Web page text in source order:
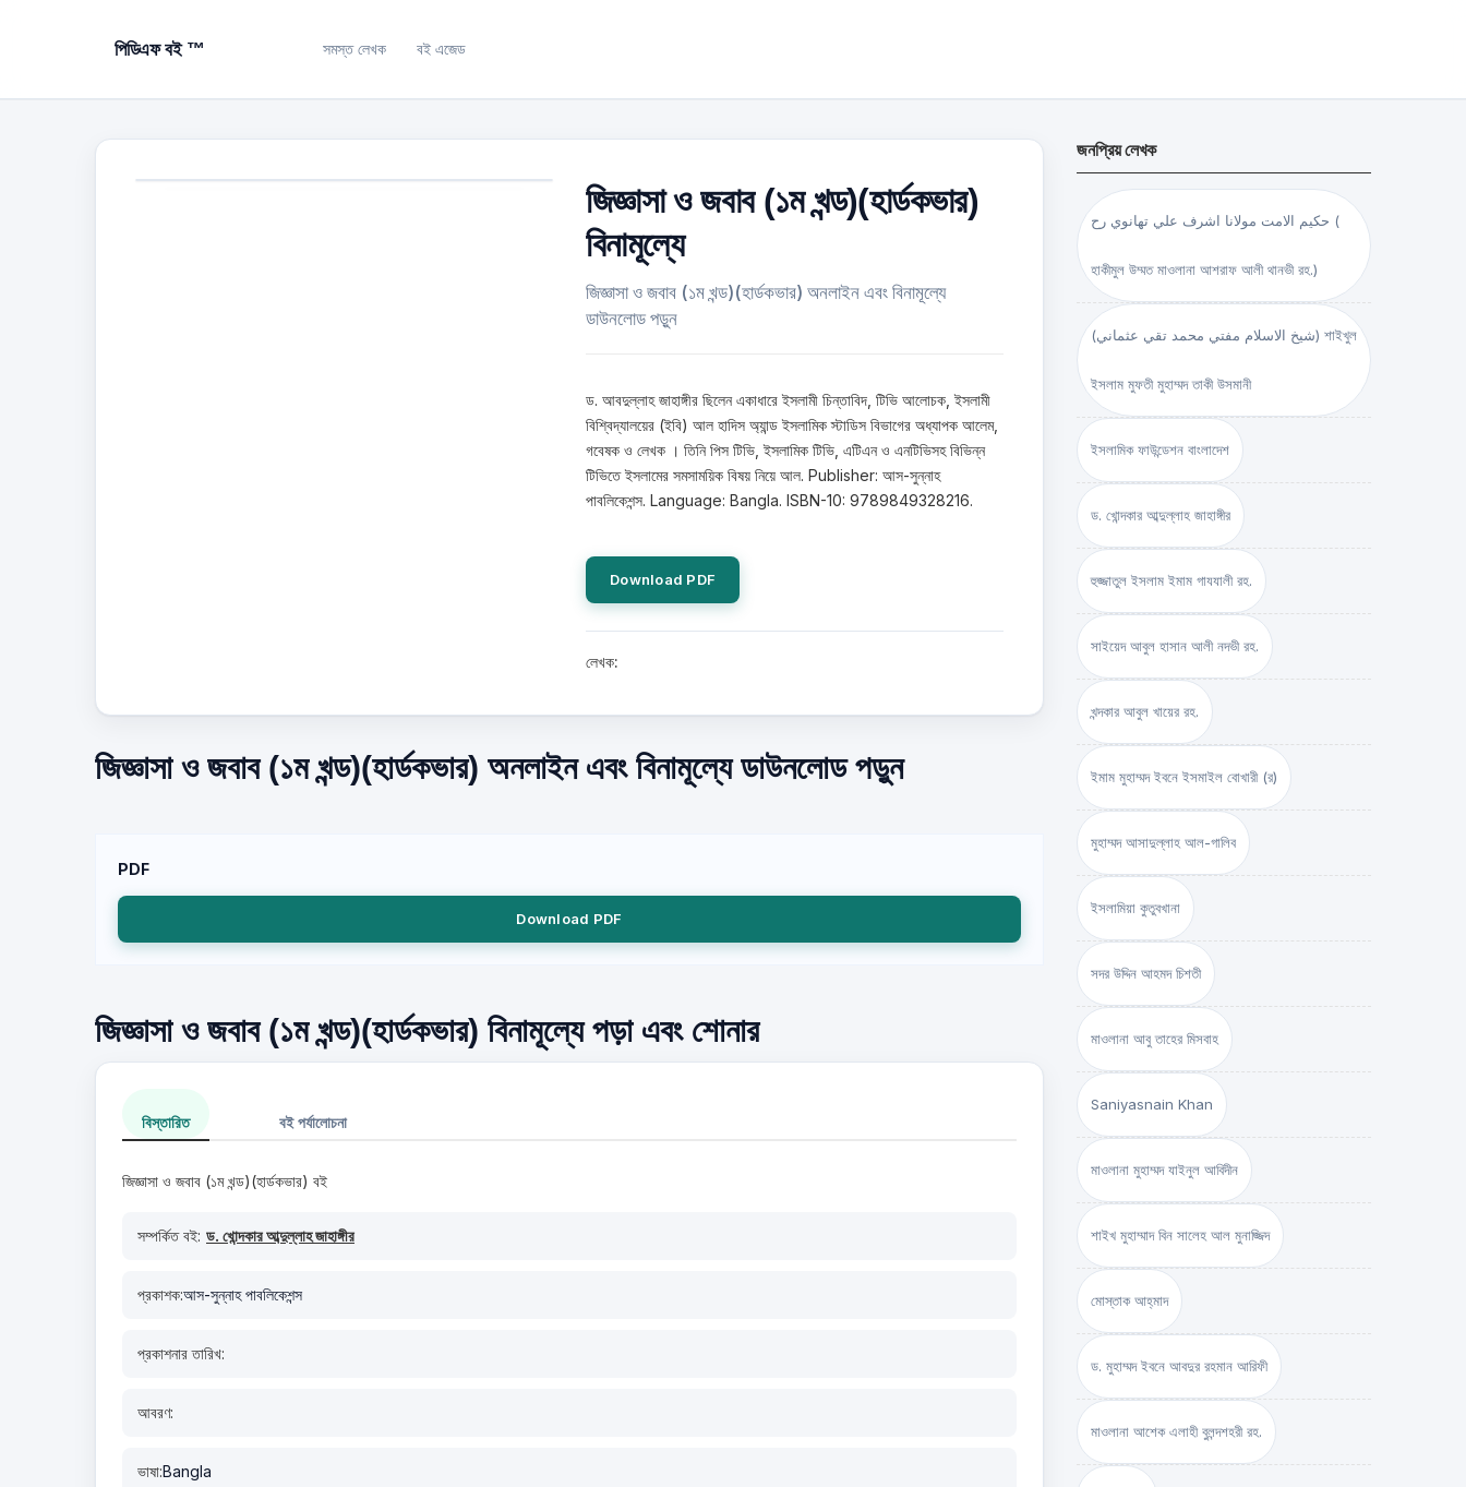
পিডিএফ বই ™ সমস্ত লেখক বই এজেড
জিজ্ঞাসা ও জবাব (১ম খন্ড)(হার্ডকভার)
বিনামূল্যে
জিজ্ঞাসা ও জবাব (১ম খন্ড)(হার্ডকভার) অনলাইন এবং বিনামূল্যে
ডাউনলোড পড়ুন
ড. আবদুল্লাহ জাহাঙ্গীর ছিলেন একাধারে ইসলামী চিন্তাবিদ, টিভি আলোচক, ইসলামী
বিশ্বিদ্যালয়ের (ইবি) আল হাদিস অ্যান্ড ইসলামিক স্টাডিস বিভাগের অধ্যাপক আলেম,
গবেষক ও লেখক । তিনি পিস টিভি, ইসলামিক টিভি, এটিএন ও এনটিভিসহ বিভিন্ন
টিভিতে ইসলামের সমসাময়িক বিষয় নিয়ে আল. Publisher: আস-সুন্নাহ
পাবলিকেশন্স. Language: Bangla. ISBN-10: 9789849328216.
Download PDF
লেখক:
জিজ্ঞাসা ও জবাব (১ম খন্ড)(হার্ডকভার) অনলাইন এবং বিনামূল্যে ডাউনলোড পড়ুন
PDF
Download PDF
জিজ্ঞাসা ও জবাব (১ম খন্ড)(হার্ডকভার) বিনামূল্যে পড়া এবং শোনার
বিস্তারিত বই পর্যালোচনা
জিজ্ঞাসা ও জবাব (১ম খন্ড)(হার্ডকভার) বই
সম্পর্কিত বই: ড. খোন্দকার আব্দুল্লাহ জাহাঙ্গীর
প্রকাশক:আস-সুন্নাহ পাবলিকেশন্স
প্রকাশনার তারিখ:
আবরণ:
ভাষা:Bangla
জনপ্রিয় লেখক
حكيم الامت مولانا اشرف علي تهانوي رح (
হাকীমুল উম্মত মাওলানা আশরাফ আলী থানভী রহ.)
(شيخ الاسلام مفتي محمد تقي عثماني) শাইখুল
ইসলাম মুফতী মুহাম্মদ তাকী উসমানী
ইসলামিক ফাউন্ডেশন বাংলাদেশ
ড. খোন্দকার আব্দুল্লাহ জাহাঙ্গীর
হুজ্জাতুল ইসলাম ইমাম গাযযালী রহ.
সাইয়েদ আবুল হাসান আলী নদভী রহ.
খন্দকার আবুল খায়ের রহ.
ইমাম মুহাম্মদ ইবনে ইসমাইল বোখারী (র)
মুহাম্মদ আসাদুল্লাহ আল-গালিব
ইসলামিয়া কুতুবখানা
সদর উদ্দিন আহমদ চিশতী
মাওলানা আবু তাহের মিসবাহ
Saniyasnain Khan
মাওলানা মুহাম্মদ যাইনুল আবিদীন
শাইখ মুহাম্মাদ বিন সালেহ আল মুনাজ্জিদ
মোস্তাক আহ্‌মাদ
ড. মুহাম্মদ ইবনে আবদুর রহমান আরিফী
মাওলানা আশেক এলাহী বুলন্দশহরী রহ.